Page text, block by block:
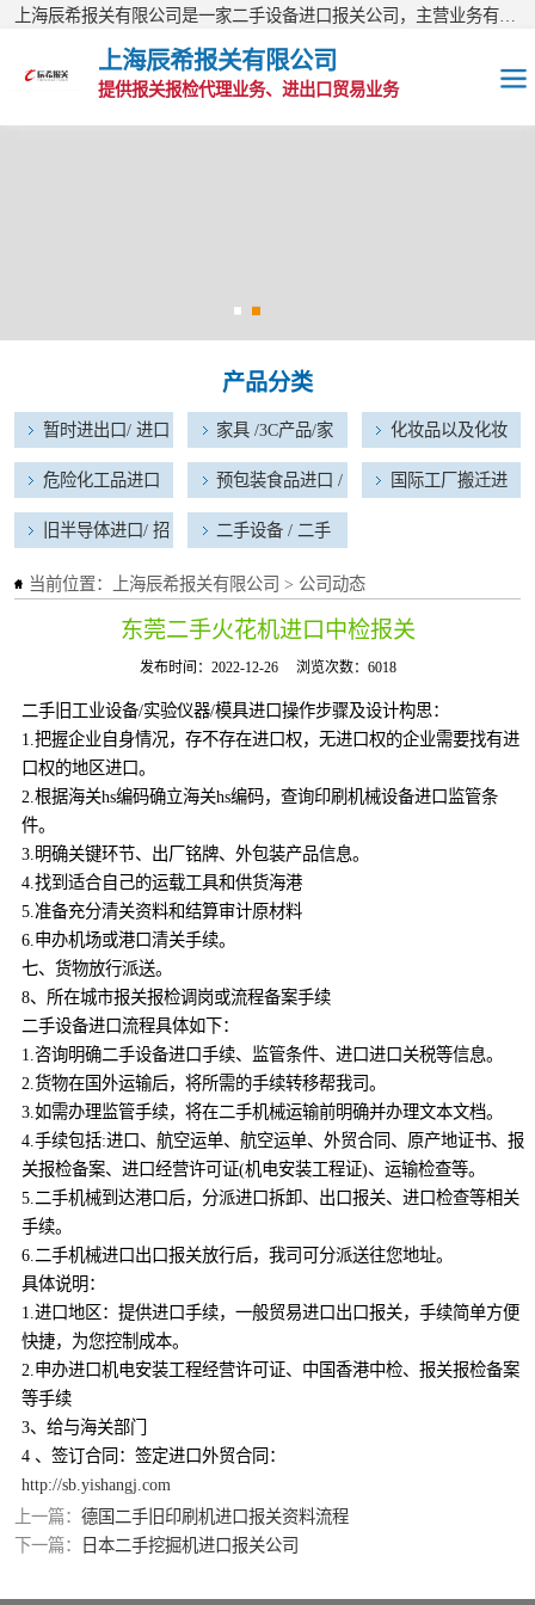
上海辰希报关有限公司
提供报关报检代理业务、进出口贸易业务
当前位置： 上海辰希报关有限公司 > 公司动态
东莞二手火花机进口中检报关
发布时间：2022-12-26 浏览次数：6018
二手旧工业设备/实验仪器/模具进口操作步骤及设计构思：
1.把握企业自身情况，存不存在进口权，无进口权的企业需要找有进
口权的地区进口。
2.根据海关hs编码确立海关hs编码，查询印刷机械设备进口监管条
件。
3.明确关键环节、出厂铭牌、外包装产品信息。
4.找到适合自己的运载工具和供货海港
5.准备充分清关资料和结算审计原材料
6.申办机场或港口清关手续。
七、货物放行派送。
8、所在城市报关报检调岗或流程备案手续
二手设备进口流程具体如下：
1.咨询明确二手设备进口手续、监管条件、进口进口关税等信息。
2.货物在国外运输后，将所需的手续转移帮我司。
3.如需办理监管手续，将在二手机械运输前明确并办理文本文档。
4.手续包括:进口、航空运单、航空运单、外贸合同、原产地证书、报
关报检备案、进口经营许可证(机电安装工程证)、运输检查等。
5.二手机械到达港口后，分派进口拆卸、出口报关、进口检查等相关
手续。
6.二手机械进口出口报关放行后，我司可分派送往您地址。
具体说明：
1.进口地区：提供进口手续，一般贸易进口出口报关，手续简单方便
快捷，为您控制成本。
2.申办进口机电安装工程经营许可证、中国香港中检、报关报检备案
等手续
3、给与海关部门
4 、签订合同：签定进口外贸合同：
http://sb.yishangj.com
上一篇： 德国二手旧印刷机进口报关资料流程
下一篇：
日本二手挖掘机进口报关公司
产品分类
暂时进出口/ 进口
维修物品
家具 /3C产品/家
电器进口报关
化妆品以及化妆
品原料进口报关
危险化工品进口
报关
预包装食品进口 /
宠物食品进口
国际工厂搬迁进
旧半导体进口/ 招
二手设备 / 二手
品原料进口报关
危险化工品进口
宠物食品进口
国际工厂搬迁进
出口报关
旧半导体进口/ 招
标免表项目
二手设备 / 二手
工程机械进口